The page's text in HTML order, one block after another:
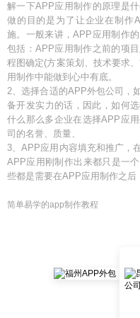
解一下APP应用制作的原理是
做的目的是为了让企业在制作
施。一般来讲，APP应用制作
包括：APP应用制作之前的项
程图确定(方案策划、技术要求
用制作中能做到心中有底。
2、选择合适的APP外包公司，
备开发实力的话，因此，如何
什么那么多企业在选择APP应
司的名誉、质量、
3、APP应用内容填充和推广，
APP应用刚制作出来都只是一
些都是需要在APP应用制作之后
简单易学的app制作教程